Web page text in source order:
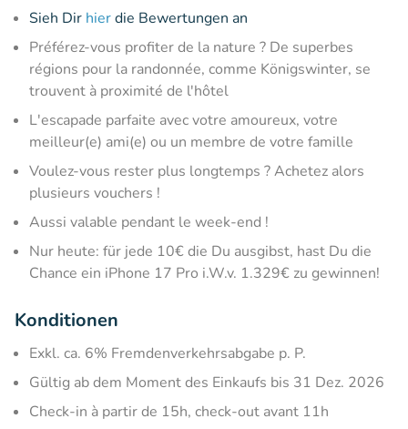
Sieh Dir hierdie Bewertungen an
Préférez-vous profiter de la nature ? De superbes
régions pour la randonnée, comme Königswinter, se
trouvent à proximité de l'hôtel
L'escapade parfaite avec votre amoureux, votre
meilleur(e) ami(e) ou un membre de votre famille
Voulez-vous rester plus longtemps ? Achetez alors
plusieurs vouchers !
Aussi valable pendant le week-end !
Nur heute: für jede 10€ die Du ausgibst, hast Du die
Chance ein iPhone 17 Pro i.W.v. 1.329€ zu gewinnen!
Konditionen
Exkl. ca. 6% Fremdenverkehrsabgabe p. P.
Gültig ab dem Moment des Einkaufs bis 31 Dez. 2026
Check-in à partir de 15h, check-out avant 11h